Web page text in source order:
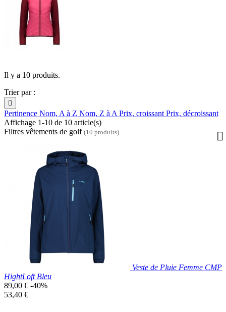
Il y a 10 produits.
Trier par :

Pertinence Nom, A à Z Nom, Z à A Prix, croissant Prix, décroissant
Affichage 1-10 de 10 article(s)
Filtres vêtements de golf (10 produits)
Veste de Pluie Femme CMP
HightLoft Bleu
Prix
de
89,00 € -40%
Prix
53,40 €